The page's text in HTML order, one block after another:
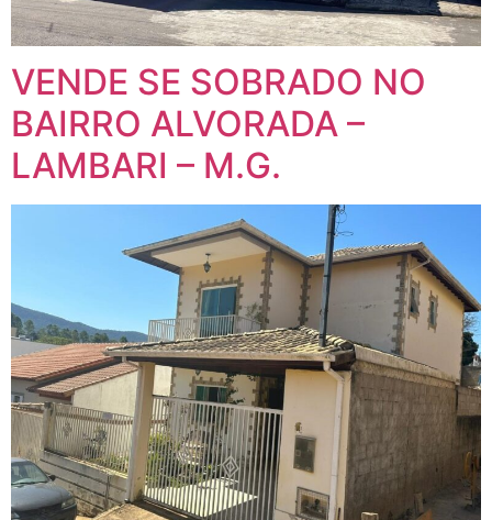
VENDE SE SOBRADO NO
BAIRRO ALVORADA –
LAMBARI – M.G.